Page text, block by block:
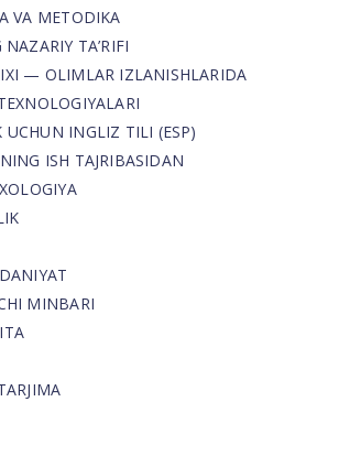
VA METODIKA
TA’RIFI
— OLIMLAR IZLANISHLARIDA
UCHUN INGLIZ TILI (ESP)
ISH TAJRIBASIDAN
MINBARI